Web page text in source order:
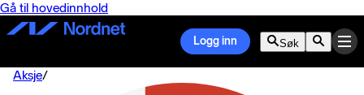
Gå til hovedinnhold
Logg inn Søk
Aksje/